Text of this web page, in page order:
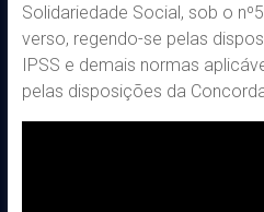
Solidariedade Social, sob o
verso, regendo-se pelas
IPSS e demais normas
pelas disposições da